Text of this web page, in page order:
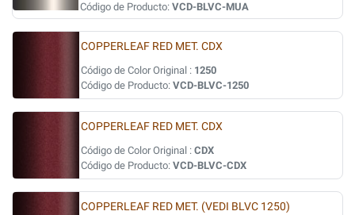
Código de Producto: VCD-BLVC-MUA
COPPERLEAF RED MET. CDX
Código de Color Original : 1250
Código de Producto: VCD-BLVC-1250
COPPERLEAF RED MET. CDX
Código de Color Original : CDX
Código de Producto: VCD-BLVC-CDX
COPPERLEAF RED MET. (VEDI BLVC 1250)